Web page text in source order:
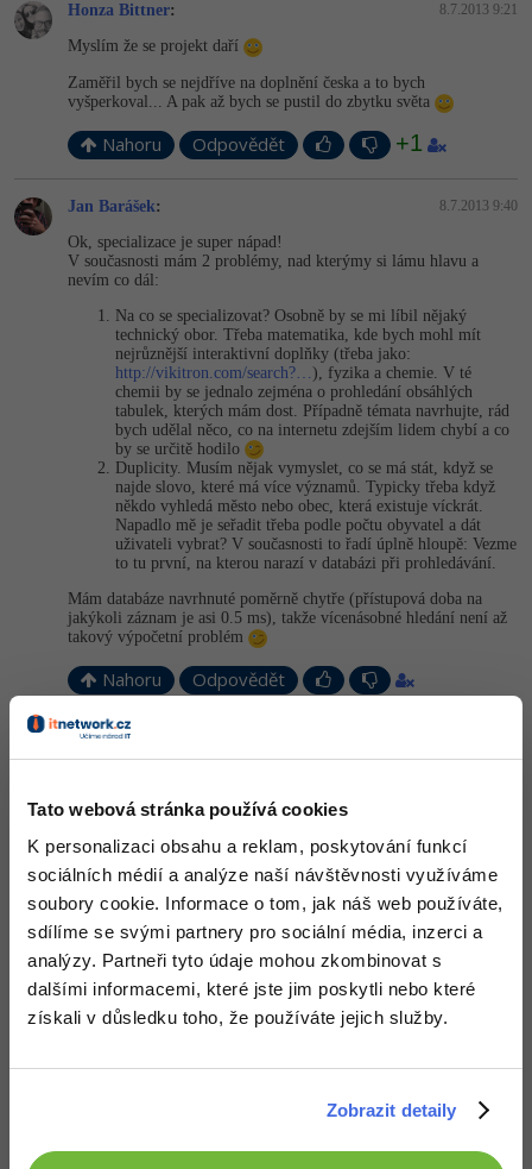
Tato webová stránka používá cookies
K personalizaci obsahu a reklam, poskytování funkcí
sociálních médií a analýze naší návštěvnosti využíváme
soubory cookie. Informace o tom, jak náš web používáte,
sdílíme se svými partnery pro sociální média, inzerci a
analýzy. Partneři tyto údaje mohou zkombinovat s
dalšími informacemi, které jste jim poskytli nebo které
získali v důsledku toho, že používáte jejich služby.
Zobrazit detaily
Honza Bittner: 8.7.2013 9:21
Myslím že se projekt daří
Zaměřil bych se nejdříve na doplnění česka a to bych
vyšperkoval... A pak až bych se pustil do zbytku světa
Nahoru Odpovědět +1
Jan Barášek: 8.7.2013 9:40
Ok, specializace je super nápad!
V současnosti mám 2 problémy, nad kterýmy si lámu hlavu a
nevím co dál:
Na co se specializovat? Osobně by se mi líbil nějaký
technický obor. Třeba matematika, kde bych mohl mít
nejrůznější interaktivní doplňky (třeba jako:
http://vikitron.com/search?… ), fyzika a chemie. V té
chemii by se jednalo zejména o prohledání obsáhlých
tabulek, kterých mám dost. Případně témata navrhujte, rád
bych udělal něco, co na internetu zdejším lidem chybí a co
by se určitě hodilo
Duplicity. Musím nějak vymyslet, co se má stát, když se
najde slovo, které má více významů. Typicky třeba když
někdo vyhledá město nebo obec, která existuje víckrát.
Napadlo mě je seřadit třeba podle počtu obyvatel a dát
uživateli vybrat? V současnosti to řadí úplně hloupě: Vezme
to tu první, na kterou narazí v databázi při prohledávání.
Mám databáze navrhnuté poměrně chytře (přístupová doba na
jakýkoli záznam je asi 0.5 ms), takže vícenásobné hledání není až
takový výpočetní problém
Nahoru Odpovědět
Michal Žůrek - misaz
vesničku s 2140 (podle tronu jen 1982) s prahou.
Matematickou rovnici
mi to nevyřešilo, ale to asi nevadí, jelikož ani google ji nevyřešil,
jen nabídl odkaz na diskuzi, kde se taková rovnice řeší:
http://answers.yahoo.com/question/index?…
design titulní stránky se mi moc nelíbí, stránka s výsledky e pěkná,
a titulní stránka už je o trochu lepší, ale stejně: